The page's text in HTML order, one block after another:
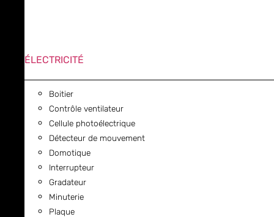
ÉLECTRICITÉ
Boitier
Contrôle ventilateur
Cellule photoélectrique
Détecteur de mouvement
Domotique
Interrupteur
Gradateur
Minuterie
Plaque